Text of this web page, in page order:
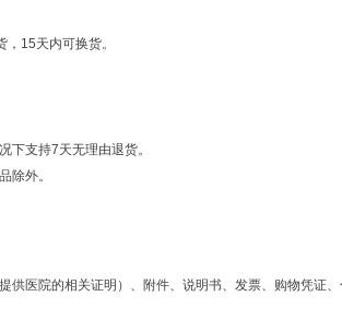
，15天内可换货。
下支持7天无理由退货。
除外。
供医院的相关证明）、附件、说明书、发票、购物凭证